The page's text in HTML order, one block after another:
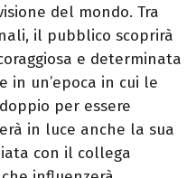
del mondo. Tra
il pubblico scoprirà
e determinata
in un’epoca in cui le
per essere
in luce anche la sua
con il collega